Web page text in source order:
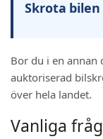
Skrota bilen
Bor du i en annan
auktoriserad
över hela landet.
Vanliga